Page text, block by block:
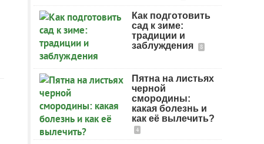
Как подготовить
сад к зиме:
традиции и
заблуждения
8
Пятна на листьях
черной
смородины:
какая болезнь и
как её вылечить?
4